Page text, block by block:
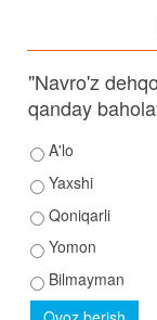
"Navro'z
qanday
A'lo
Yaxshi
Qoniqarli
Yomon
Bilmayman